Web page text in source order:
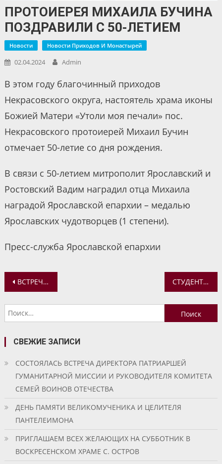
ПРОТОИЕРЕЯ МИХАИЛА БУЧИНА
ПОЗДРАВИЛИ С 50-ЛЕТИЕМ
Новости Новости Приходов И Монастырей
02.04.2024 Admin
В этом году благочинный приходов
Некрасовского округа, настоятель храма иконы
Божией Матери «Утоли моя печали» пос.
Некрасовского протоиерей Михаил Бучин
отмечает 50-летие со дня рождения.
В связи с 50-летием митрополит Ярославский и
Ростовский Вадим наградил отца Михаила
наградой Ярославской епархии – медалью
Ярославских чудотворцев (1 степени).
Пресс-служба Ярославской епархии
Навигация
по
записям
ВСТРЕЧА С МУЗЫКОЙ В ДОМЕ-МУЗЕЕ Л.В. СОБИНОВА СТУДЕНТЫ ЯРОСЛАВСКОЙ ДУХОВНОЙ СЕМИНАРИИ ДМИТРИЙ КИСЛОВ И ДМИТРИЙ ПИНТЕЛИН ВЫСТУПИЛИ НА КОНФЕРЕНЦИИ В НИЖЕГОРОДСКОЙ СЕМИНАРИИ
Найти:
СВЕЖИЕ ЗАПИСИ
СОСТОЯЛАСЬ ВСТРЕЧА ДИРЕКТОРА ПАТРИАРШЕЙ
ГУМАНИТАРНОЙ МИССИИ И РУКОВОДИТЕЛЯ КОМИТЕТА
СЕМЕЙ ВОИНОВ ОТЕЧЕСТВА
ДЕНЬ ПАМЯТИ ВЕЛИКОМУЧЕНИКА И ЦЕЛИТЕЛЯ
ПАНТЕЛЕИМОНА
ПРИГЛАШАЕМ ВСЕХ ЖЕЛАЮЩИХ НА СУББОТНИК В
ВОСКРЕСЕНСКОМ ХРАМЕ С. ОСТРОВ